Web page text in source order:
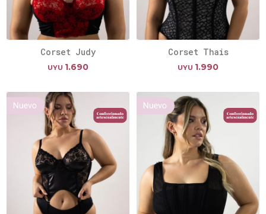
Corset Judy
UYU 1.690
Corset Thais
UYU 1.990